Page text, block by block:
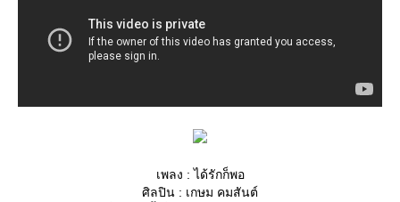
เพลง : ได้รักก็พอ
ศิลปิน : เกษม คมสันต์